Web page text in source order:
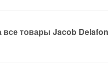
все товары Jacob